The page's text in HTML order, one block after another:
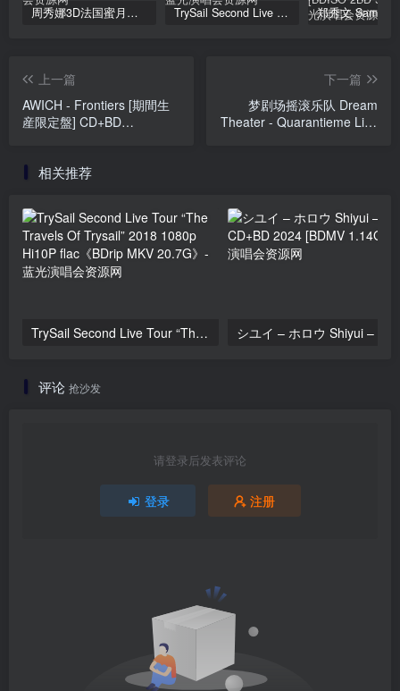
周秀娜3D法国蜜月之旅写真 2010 Eyescream Fiesta Chrissie Chau 2010 [BDISO 22.9GB] TrySail Second Live Tour “The Travels Of Trysail” 2018 1080p Hi10P flac《BDrip MKV 20.7G》
上一篇
AWICH - Frontiers [期間生
産限定盤] CD+BD
下一篇
梦剧场摇滚乐队 Dream
Theater - Quarantieme Live
相关推荐
TrySail Second Live Tour “The Travels Of Trysail” 2018 1080p Hi10P flac《BDrip MKV 20.7G》
评论 抢沙发
请登录后发表评论
登录 注册